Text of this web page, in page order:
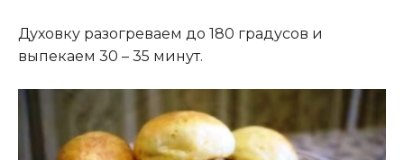
Духовку разогреваем до 180 градусов и
выпекаем 30 – 35 минут.